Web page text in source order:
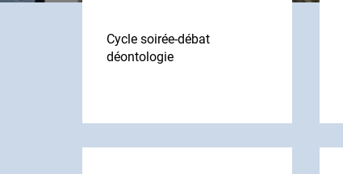
Cycle soirée-débat
déontologie